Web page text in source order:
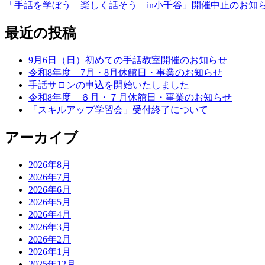
「手話を学ぼう 楽しく話そう in小千谷」開催中止のお知
最近の投稿
9月6日（日）初めての手話教室開催のお知らせ
令和8年度 7月・8月休館日・事業のお知らせ
手話サロンの申込を開始いたしました
令和8年度 ６月・７月休館日・事業のお知らせ
「スキルアップ学習会」受付終了について
アーカイブ
2026年8月
2026年7月
2026年6月
2026年5月
2026年4月
2026年3月
2026年2月
2026年1月